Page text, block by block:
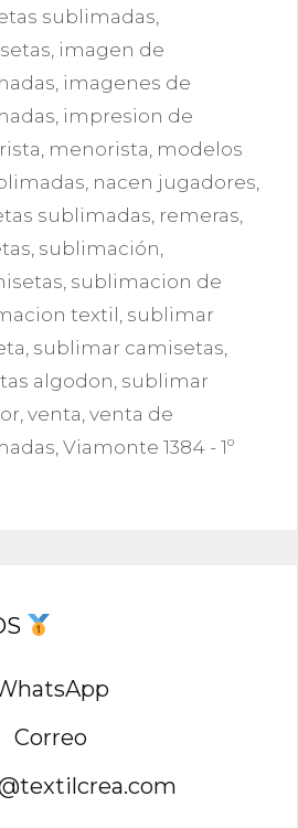
sublimadas
imagen de
imagenes de
impresion de
menorista modelos
nacen jugadores
sublimadas remeras
sublimación
sublimacion de
textil sublimar
sublimar camisetas
algodon sublimar
venta venta de
Viamonte 1384 - 1º
Correo